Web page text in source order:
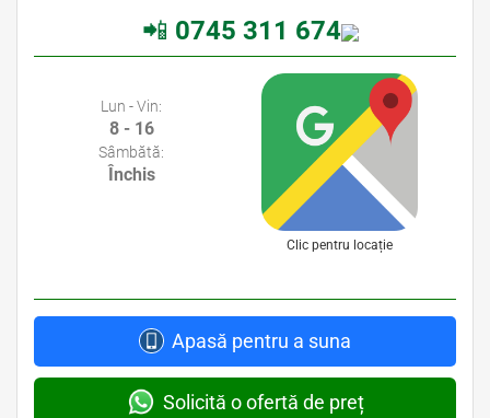
📲 0745 311 674
Lun - Vin:
8 - 16
Sâmbătă:
Închis
Clic pentru locație
Apasă pentru a suna
Solicită o ofertă de preț